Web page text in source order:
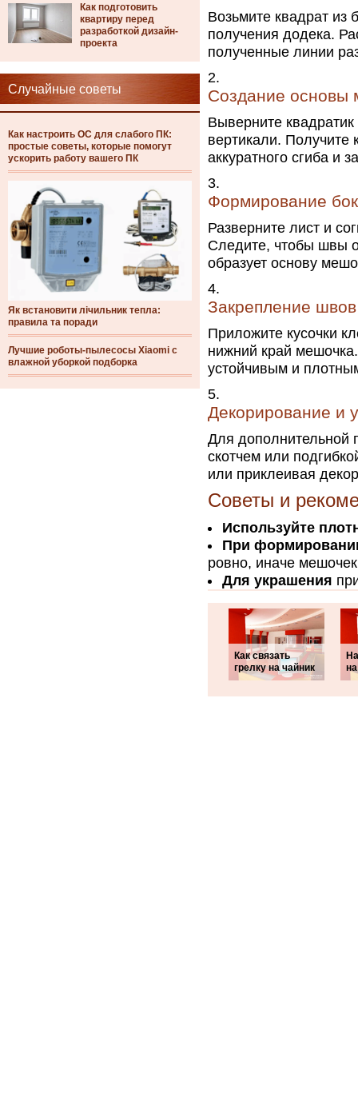
Как подготовить
квартиру перед
разработкой дизайн-
проекта
Случайные советы
Как настроить ОС для слабого ПК:
простые советы, которые помогут
ускорить работу вашего ПК
Як встановити лічильник тепла:
правила та поради
Лучшие роботы-пылесосы Xiaomi с
влажной уборкой подборка
Возьмите квадрат из
получения додека.
полученные линии
Создание основы
Выверните
вертикали. Получите
аккуратного сгиба и
Формирование
Разверните лист и
Следите, чтобы швы
образует основу
Закрепление
Приложите кусочки
нижний край
устойчивым и
Декорирование и
Для дополнительной
скотчем или
или приклеивая
Советы и
Используйте
При
ровно, иначе
Для украшения
Как связать
грелку на чайник